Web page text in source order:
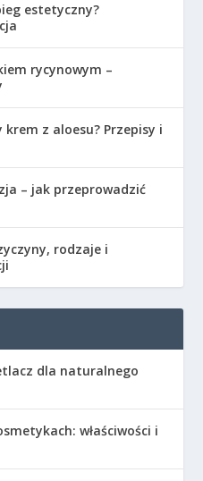
estetyczny?
rycynowym –
z aloesu? Przepisy i
– jak przeprowadzić
rodzaje i
dla naturalnego
właściwości i